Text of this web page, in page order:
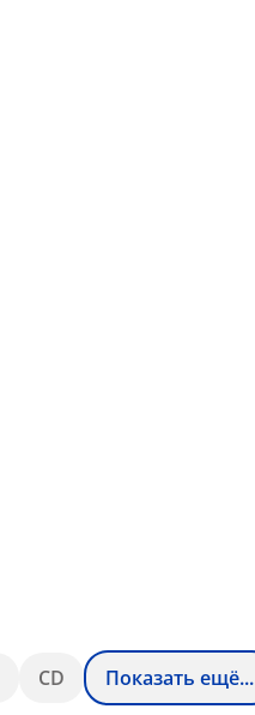
CD Показать ещё...